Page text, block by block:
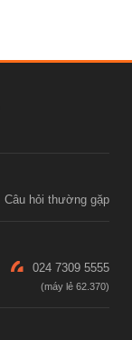
Câu hỏi thường gặp
024 7309 5555